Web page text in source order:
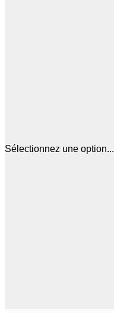
Sélectionnez une option...